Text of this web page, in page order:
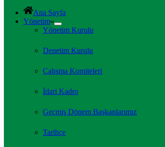
Ana Sayfa
Yönetim
Yönetim Kurulu
Denetim Kurulu
Çalışma Komiteleri
İdari Kadro
Geçmiş Dönem Başkanlarımız
Tarihçe